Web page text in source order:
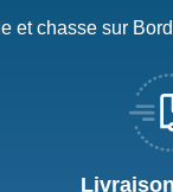
et chasse sur